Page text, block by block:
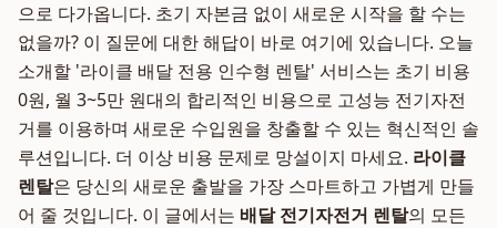
으로 다가옵니다. 초기 자본금 없이 새로운 시작을 할 수는
없을까? 이 질문에 대한 해답이 바로 여기에 있습니다. 오늘
소개할 '라이클 배달 전용 인수형 렌탈' 서비스는 초기 비용
0원, 월 3~5만 원대의 합리적인 비용으로 고성능 전기자전
거를 이용하며 새로운 수입원을 창출할 수 있는 혁신적인 솔
루션입니다. 더 이상 비용 문제로 망설이지 마세요. 라이클
렌탈은 당신의 새로운 출발을 가장 스마트하고 가볍게 만들
어 줄 것입니다. 이 글에서는 배달 전기자전거 렌탈의 모든